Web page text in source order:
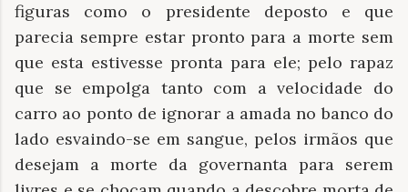
figuras como o presidente deposto e que
parecia sempre estar pronto para a morte sem
que esta estivesse pronta para ele; pelo rapaz
que se empolga tanto com a velocidade do
carro ao ponto de ignorar a amada no banco do
lado esvaindo-se em sangue, pelos irmãos que
desejam a morte da governanta para serem